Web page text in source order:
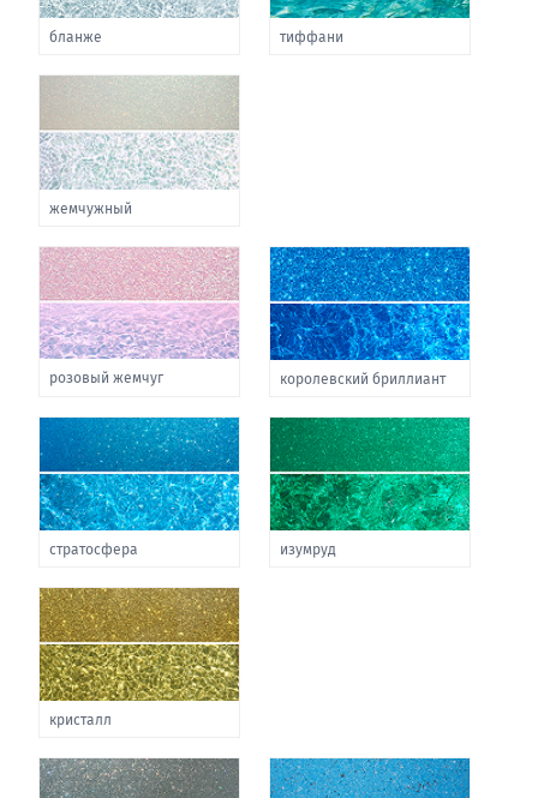
бланже тиффани
жемчужный
розовый жемчуг королевский бриллиант
стратосфера изумруд
кристалл